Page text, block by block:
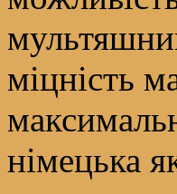
міцність
німецька